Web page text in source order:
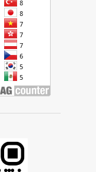
DIGITAL
ENCONTRO
ESCOLA